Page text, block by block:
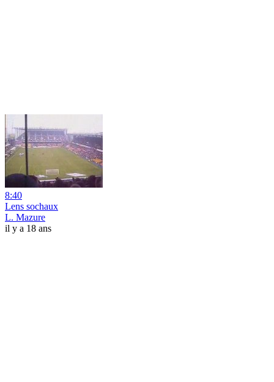
8:40
Lens sochaux
L. Mazure
il y a 18 ans